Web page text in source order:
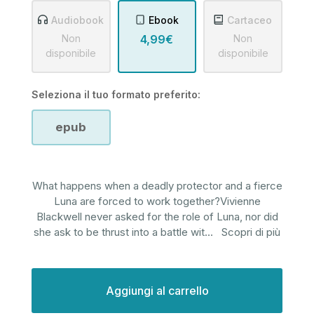
Audiobook
Non
disponibile
Ebook
4,99€
Cartaceo
Non
disponibile
Seleziona il tuo formato preferito:
epub
What happens when a deadly protector and a fierce
Luna are forced to work together?Vivienne
Blackwell never asked for the role of Luna, nor did
she ask to be thrust into a battle wit... Scopri di più